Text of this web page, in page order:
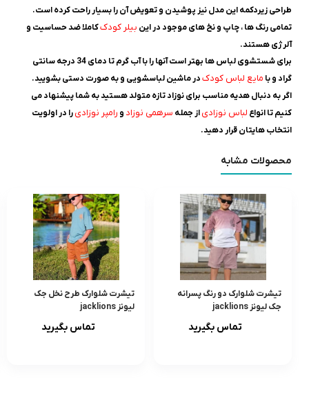
طراحی زیردکمه این مدل نیز پوشیدن و تعویض آن را بسیار راحت کرده است.
تمامی رنگ ها ، چاپ و نخ های موجود در این بیلر کودککاملا ضد حساسیت و
آلرژی هستند.
برای شستشوی لباس ها بهتر است آنها را با آب گرم تا دمای 34 درجه سانتی
گراد و با مایع لباس کودکدر ماشین لباسشویی و به صورت دستی بشویید.
اگر به دنبال هدیه مناسب برای نوزاد تازه متولد هستید به شما پیشنهاد می
کنیم تا انواع لباس نوزادیاز جمله سرهمی نوزاد و رامپر نوزادیرا در اولویت
انتخاب هایتان قرار دهید.
محصولات مشابه
تيشرت شلوارک دو رنگ پسرانه
جک لیونز jacklions
تماس بگیرید
تيشرت شلوارک طرح نخل جک
لیونز jacklions
تماس بگیرید